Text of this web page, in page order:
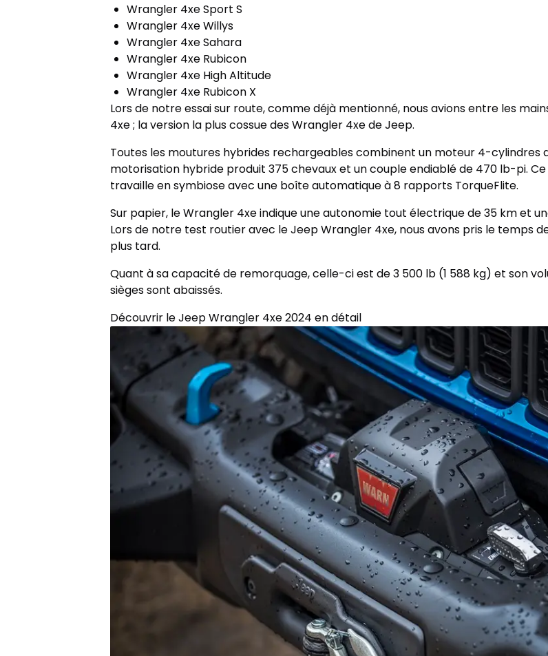
Wrangler 4xe Sport S
Wrangler 4xe Willys
Wrangler 4xe Sahara
Wrangler 4xe Rubicon
Wrangler 4xe High Altitude
Wrangler 4xe Rubicon X
Lors de notre essai sur route, comme déjà mentionné, nous avions entre les
4xe ; la version la plus cossue des Wrangler 4xe de Jeep.
Toutes les moutures hybrides rechargeables combinent un moteur 4-cylindres
motorisation hybride produit 375 chevaux et un couple endiablé de 470 lb-pi.
travaille en symbiose avec une boîte automatique à 8 rapports TorqueFlite.
Sur papier, le Wrangler 4xe indique une autonomie tout électrique de 35 km et
Lors de notre test routier avec le Jeep Wrangler 4xe, nous avons pris le temps
plus tard.
Quant à sa capacité de remorquage, celle-ci est de 3 500 lb (1 588 kg) et son
sièges sont abaissés.
Découvrir le Jeep Wrangler 4xe 2024 en détail